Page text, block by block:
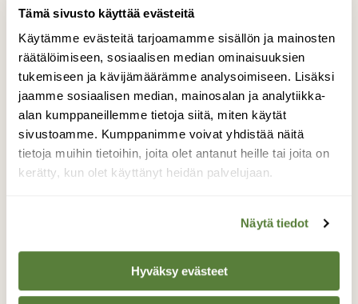
Tämä sivusto käyttää evästeitä
Käytämme evästeitä tarjoamamme sisällön ja mainosten
räätälöimiseen, sosiaalisen median ominaisuuksien
tukemiseen ja kävijämäärämme analysoimiseen. Lisäksi
jaamme sosiaalisen median, mainosalan ja analytiikka-
alan kumppaneillemme tietoja siitä, miten käytät
sivustoamme. Kumppanimme voivat yhdistää näitä
tietoja muihin tietoihin, joita olet antanut heille tai joita on
kerätty, kun olet käyttänyt heidän palvelujaan.
Näytä tiedot
Hyväksy evästeet
Keväinen päivä
Joutsenpari oli tullut edellisenä päivänä
koskelle. Yhdessä ruokailivat aivan sovussa
sorsien ja telkkien kanssa kuin vanhat tutut
konsanaan.
TAKAISIN LISTAAN